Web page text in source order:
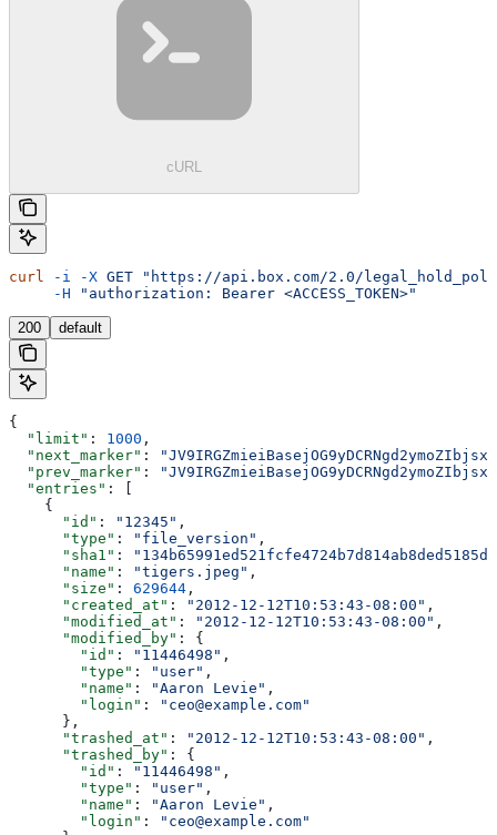
cURL
curl -i -X GET "https://api.box.com/2.0/
     -H
"authorization: Bearer <ACCESS_TOKEN>"
200 default
{
  "limit"
: 1000 ,
  "next_marker"
:
  "prev_marker"
:
  "entries"
: [
    {
      "id"
: "12345" ,
      "type"
: "file_version" ,
      "sha1"
:
      "name"
: "tigers.jpeg" ,
      "size"
: 629644 ,
      "created_at"
: "2012-12-12T10:53:43-08:00" ,
      "modified_at"
: "2012-12-12T10:53:43-08:00" ,
      "modified_by"
: {
        "id"
: "11446498" ,
        "type"
: "user" ,
        "name"
: "Aaron Levie" ,
        "login"
:
"ceo@example.com"
      },
      "trashed_at"
: "2012-12-12T10:53:43-08:00" ,
      "trashed_by"
: {
        "id"
: "11446498" ,
        "type"
: "user" ,
        "name"
: "Aaron Levie" ,
        "login"
:
"ceo@example.com"